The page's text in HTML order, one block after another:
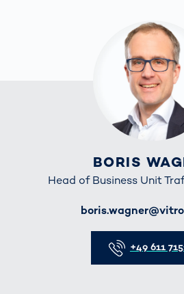
BORIS
Head of Business Unit
+49 611